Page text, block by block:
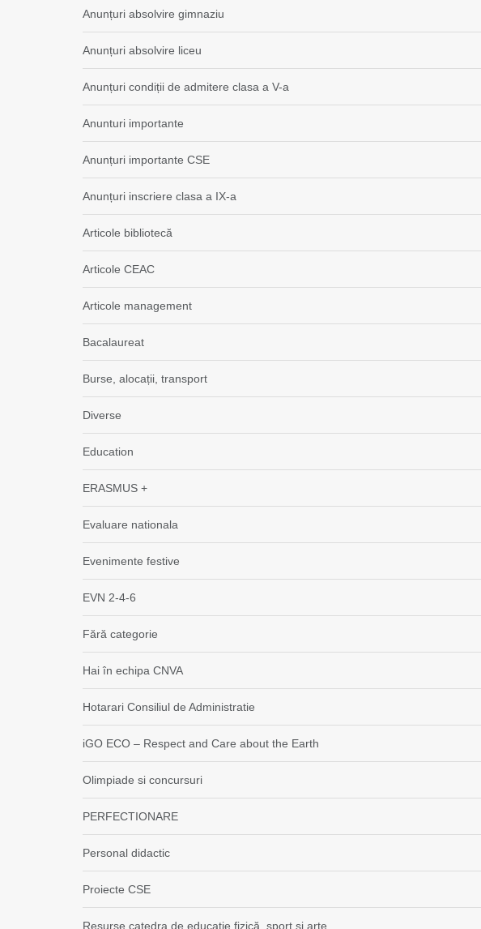
Anunțuri absolvire gimnaziu
Anunțuri absolvire liceu
Anunțuri condiții de admitere clasa a V-a
Anunturi importante
Anunțuri importante CSE
Anunțuri inscriere clasa a IX-a
Articole bibliotecă
Articole CEAC
Articole management
Bacalaureat
Burse, alocații, transport
Diverse
Education
ERASMUS +
Evaluare nationala
Evenimente festive
EVN 2-4-6
Fără categorie
Hai în echipa CNVA
Hotarari Consiliul de Administratie
iGO ECO – Respect and Care about the Earth
Olimpiade si concursuri
PERFECTIONARE
Personal didactic
Proiecte CSE
Resurse catedra de educație fizică, sport și arte